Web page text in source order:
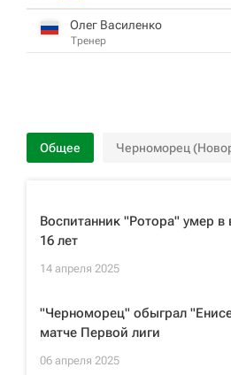
Олег Василенко
Тренер
Общее Черноморец
Воспитанник "Ротора" умер в
16 лет
14 апреля 2025
"Черноморец" обыграл
матче Первой лиги
06 апреля 2025